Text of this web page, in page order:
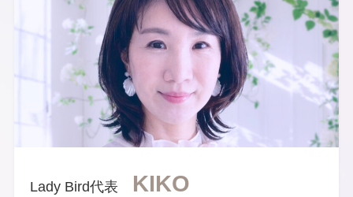
Lady Bird代表 KIKO